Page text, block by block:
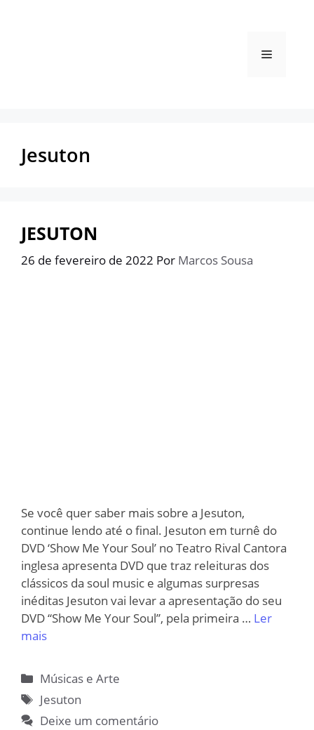
Menu
Jesuton
JESUTON
26 de fevereiro de 2022 Por Marcos Sousa
Se você quer saber mais sobre a Jesuton,
continue lendo até o final. Jesuton em turnê do
DVD ‘Show Me Your Soul’ no Teatro Rival Cantora
inglesa apresenta DVD que traz releituras dos
clássicos da soul music e algumas surpresas
inéditas Jesuton vai levar a apresentação do seu
DVD “Show Me Your Soul”, pela primeira … Ler
mais
Categorias
Músicas e Arte
Tags
Jesuton
Deixe um comentário